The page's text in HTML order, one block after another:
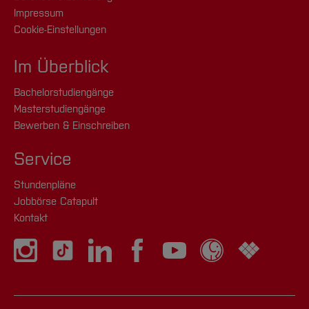
Impressum
Cookie-Einstellungen
Im Überblick
Bachelorstudiengänge
Masterstudiengänge
Bewerben & Einschreiben
Service
Stundenpläne
Jobbörse Catapult
Kontakt